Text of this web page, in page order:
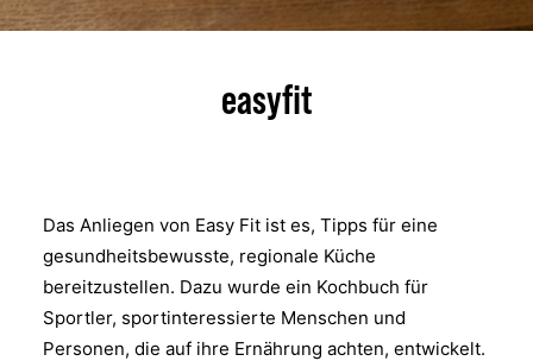
easyfit
Das Anliegen von Easy Fit ist es, Tipps für eine
gesundheitsbewusste, regionale Küche
bereitzustellen. Dazu wurde ein Kochbuch für
Sportler, sportinteressierte Menschen und
Personen, die auf ihre Ernährung achten, entwickelt.